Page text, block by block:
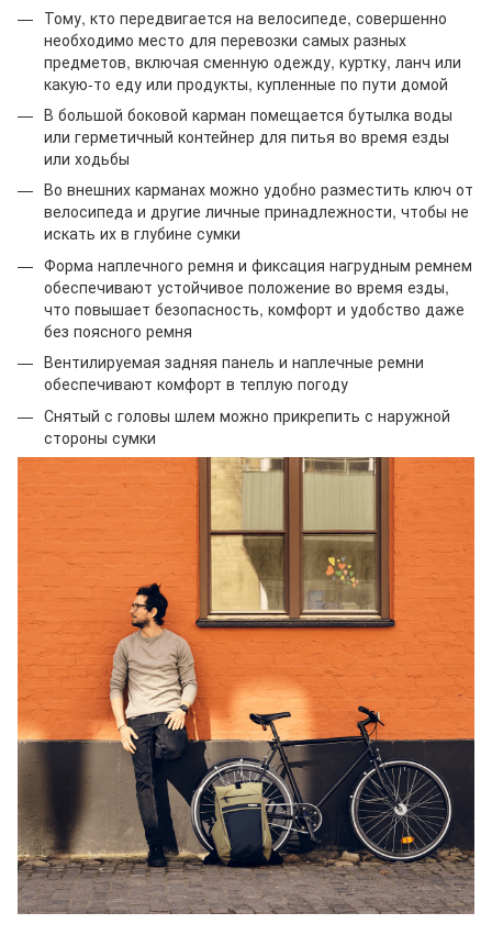
Тому, кто передвигается на велосипеде, совершенно
необходимо место для перевозки самых разных
предметов, включая сменную одежду, куртку, ланч или
какую-то еду или продукты, купленные по пути домой
В большой боковой карман помещается бутылка воды
или герметичный контейнер для питья во время езды
или ходьбы
Во внешних карманах можно удобно разместить ключ от
велосипеда и другие личные принадлежности, чтобы не
искать их в глубине сумки
Форма наплечного ремня и фиксация нагрудным ремнем
обеспечивают устойчивое положение во время езды,
что повышает безопасность, комфорт и удобство даже
без поясного ремня
Вентилируемая задняя панель и наплечные ремни
обеспечивают комфорт в теплую погоду
Снятый с головы шлем можно прикрепить с наружной
стороны сумки